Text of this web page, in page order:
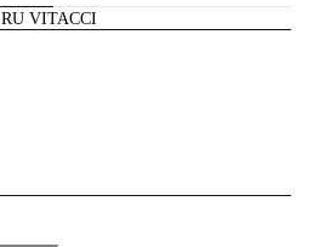
RU VITACCI